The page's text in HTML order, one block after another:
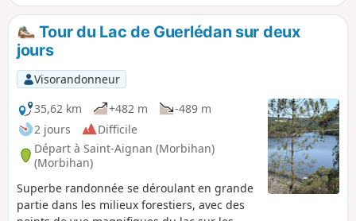
l'Ouest du lac.
Tour du Lac de Guerlédan sur deux
jours
Visorandonneur
35,62 km
+482 m
-489 m
2 jours
Difficile
Départ à Saint-Aignan (Morbihan)
(Morbihan)
Superbe randonnée se déroulant en grande
partie dans les milieux forestiers, avec des